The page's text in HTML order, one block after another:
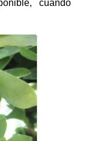
cuando